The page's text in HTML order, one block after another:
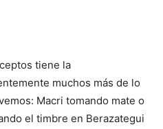
tiene la
muchos más de lo
Macri tomando mate o
el timbre en Berazategui